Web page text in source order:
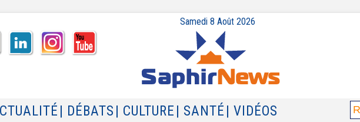
Samedi 8 Août 2026
| DÉBATS | CULTURE | SANTÉ | VIDÉOS